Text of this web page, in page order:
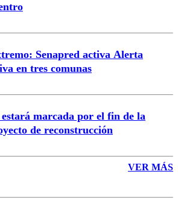
Senapred activa Alerta
en tres comunas
marcada por el fin de la
de reconstrucción
VER MÁS